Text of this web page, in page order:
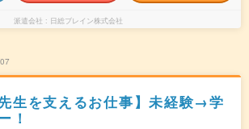
派遣会社 日総ブレイン株式会社
生を支えるお仕事】未経験→学
！